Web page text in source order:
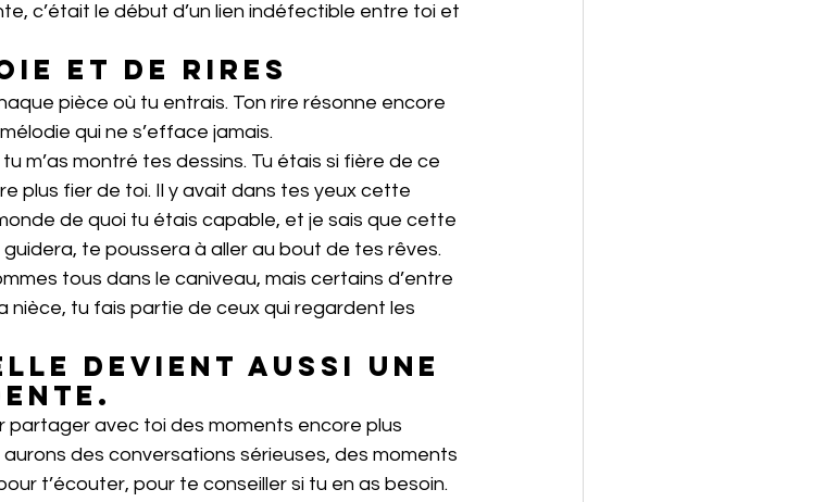
c’était le début d’un lien indéfectible entre toi et
et de rires
pièce où tu entrais. Ton rire résonne encore
qui ne s’efface jamais.
m’as montré tes dessins. Tu étais si fière de ce
plus fier de toi. Il y avait dans tes yeux cette
de quoi tu étais capable, et je sais que cette
guidera, te poussera à aller au bout de tes rêves.
tous dans le caniveau, mais certains d’entre
nièce, tu fais partie de ceux qui regardent les
partager avec toi des moments encore plus
des conversations sérieuses, des moments
t’écouter, pour te conseiller si tu en as besoin.